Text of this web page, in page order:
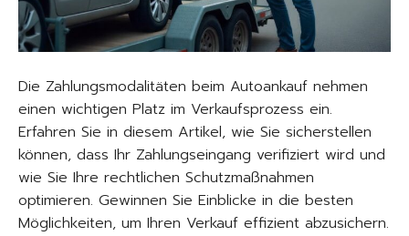
Die Zahlungsmodalitäten beim Autoankauf nehmen
einen wichtigen Platz im Verkaufsprozess ein.
Erfahren Sie in diesem Artikel, wie Sie sicherstellen
können, dass Ihr Zahlungseingang verifiziert wird und
wie Sie Ihre rechtlichen Schutzmaßnahmen
optimieren. Gewinnen Sie Einblicke in die besten
Möglichkeiten, um Ihren Verkauf effizient abzusichern.